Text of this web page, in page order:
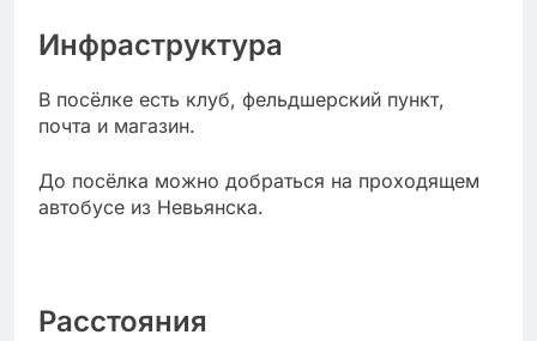
Инфраструктура
В посёлке есть клуб, фельдшерский пункт,
почта и магазин.
До посёлка можно добраться на проходящем
автобусе из Невьянска.
Расстояния